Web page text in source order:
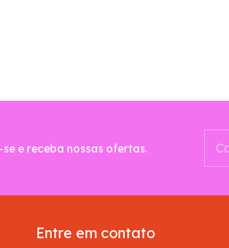
e receba nossas ofertas.
Entre em contato